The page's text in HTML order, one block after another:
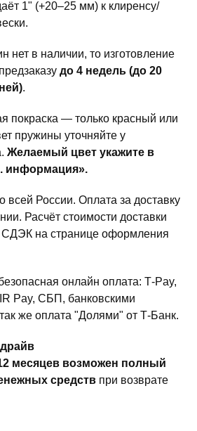
1" (+20–25 мм) к клиренсу/
нет в наличии, то изготовление
до 4 недель (до 20
.
покраска — только красный или
пружины уточняйте у
Желаемый цвет укажите в
информация».
всей России. Оплата за доставку
Расчёт стоимости доставки
СДЭК на странице оформления
онлайн оплата: T‑Pay,
Pay, СБП, банковскими
же оплата "Долями" от Т-Банк.
драйв
месяцев возможен полный
средств при возврате